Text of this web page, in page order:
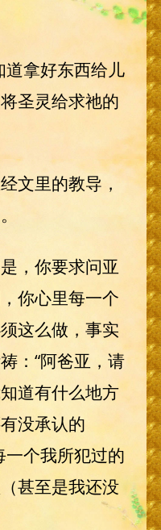
道拿好东西给儿
圣灵给求祂的
文里的教导，
，你要求问亚
你心里每一个
这么做，事实
：“阿爸亚，请
道有什么地方
没承认的
一个我所犯过的
甚至是我还没